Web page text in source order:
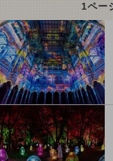
1ペー